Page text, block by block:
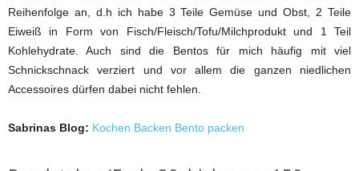
Reihenfolge an, d.h ich habe 3 Teile Gemüse und Obst, 2 Teile
Eiweiß in Form von Fisch/Fleisch/Tofu/Milchprodukt und 1 Teil
Kohlehydrate. Auch sind die Bentos für mich häufig mit viel
Schnickschnack verziert und vor allem die ganzen niedlichen
Accessoires dürfen dabei nicht fehlen.
Sabrinas Blog: Kochen Backen Bento packen